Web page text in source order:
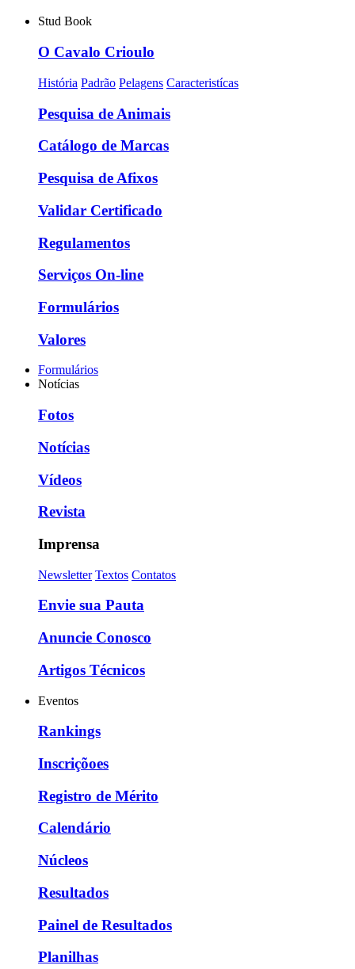
Stud Book
O Cavalo Crioulo
História Padrão Pelagens Caracteristícas
Pesquisa de Animais
Catálogo de Marcas
Pesquisa de Afixos
Validar Certificado
Regulamentos
Serviços On-line
Formulários
Valores
Formulários
Notícias
Fotos
Notícias
Vídeos
Revista
Imprensa
Newsletter Textos Contatos
Envie sua Pauta
Anuncie Conosco
Artigos Técnicos
Eventos
Rankings
Inscriçõoes
Registro de Mérito
Calendário
Núcleos
Resultados
Painel de Resultados
Planilhas